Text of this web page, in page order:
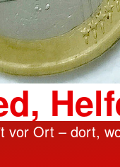
vor Ort – dort,